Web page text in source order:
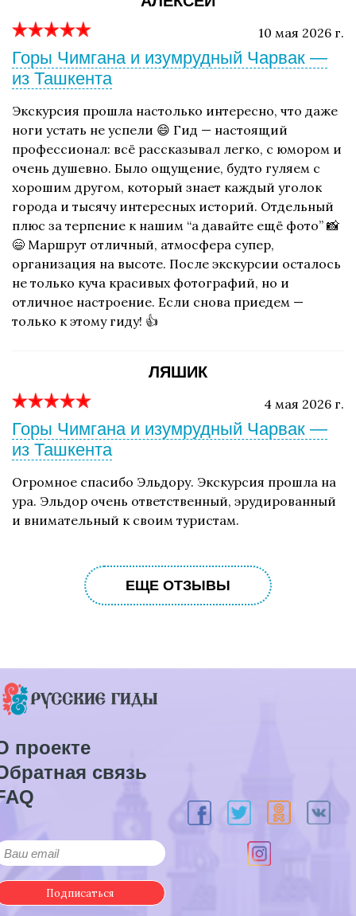
10 мая 2026 г.
Горы Чимгана и изумрудный Чарвак —
из Ташкента
Экскурсия прошла настолько интересно, что даже
ноги устать не успели 😄 Гид — настоящий
профессионал: всё рассказывал легко, с юмором и
очень душевно. Было ощущение, будто гуляем с
хорошим другом, который знает каждый уголок
города и тысячу интересных историй. Отдельный
плюс за терпение к нашим “а давайте ещё фото” 📸
😄 Маршрут отличный, атмосфера супер,
организация на высоте. После экскурсии осталось
не только куча красивых фотографий, но и
отличное настроение. Если снова приедем —
только к этому гиду! 👍
ЛЯШИК
4 мая 2026 г.
Горы Чимгана и изумрудный Чарвак —
из Ташкента
Огромное спасибо Эльдору. Экскурсия прошла на
ура. Эльдор очень ответственный, эрудированный
и внимательный к своим туристам.
ЕЩЕ ОТЗЫВЫ
проекте
связь
Подписаться